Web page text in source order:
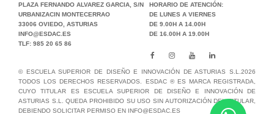
PLAZA FERNANDO ALVAREZ GARCIA, S/N
URBANIZACIN MONTECERRAO
33006 OVIEDO, ASTURIAS
INFO@ESDAC.ES
TLF: 985 20 65 86
HORARIO DE ATENCIÓN:
DE LUNES A VIERNES
DE 9.00H A 14.00H
DE 16.00H A 19.00H
© ESCUELA SUPERIOR DE DISEÑO E INNOVACIÓN DE ASTURIAS S.L.2026
TODOS LOS DERECHOS RESERVADOS. ESDAC ® ES MARCA REGISTRADA,
CUYO TITULAR ES ESCUELA SUPERIOR DE DISEÑO E INNOVACIÓN DE
ASTURIAS S.L. QUEDA PROHIBIDO SU USO SIN AUTORIZACIÓN DEL TITULAR,
DEBIENDO SOLICITAR PERMISO EN INFO@ESDAC.ES